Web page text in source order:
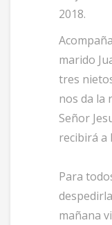
2018.
marido
tres
nos da la
Señor
recibirá a
Para
mañana